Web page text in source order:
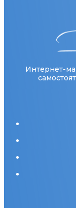
Интернет-